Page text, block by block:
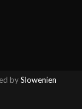
bySlowenien